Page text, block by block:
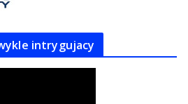
intrygujacy